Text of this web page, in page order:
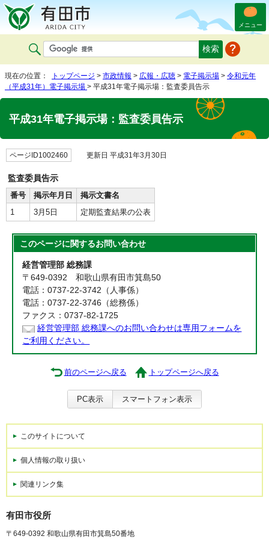
メニュー
現在の位置： トップページ > 市政情報 > 広報・広聴 > 電子掲示場 > 令和元年
（平成31年）電子掲示場 > 平成31年電子掲示場：監査委員告示
平成31年電子掲示場：監査委員告示
ページID1002460 更新日 平成31年3月30日
監査委員告示
番号
掲示年月日
掲示文書名
1
3月5日 定期監査結果の公表
このページに関するお問い合わせ
経営管理部 総務課
〒649-0392 和歌山県有田市箕島50
電話：0737-22-3742（人事係）
電話：0737-22-3746（総務係）
ファクス：0737-82-1725
経営管理部 総務課へのお問い合わせは専用フォームを
ご利用ください。
前のページへ戻る トップページへ戻る
PC表示 スマートフォン表示
このサイトについて
個人情報の取り扱い
関連リンク集
有田市役所
〒649-0392 和歌山県有田市箕島50番地